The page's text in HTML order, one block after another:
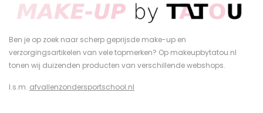
Ben je op zoek naar scherp geprijsde make-up en
verzorgingsartikelen van vele topmerken? Op makeupbytatou.nl
tonen wij duizenden producten van verschillende webshops.
I.s.m. afvallenzondersportschool.nl